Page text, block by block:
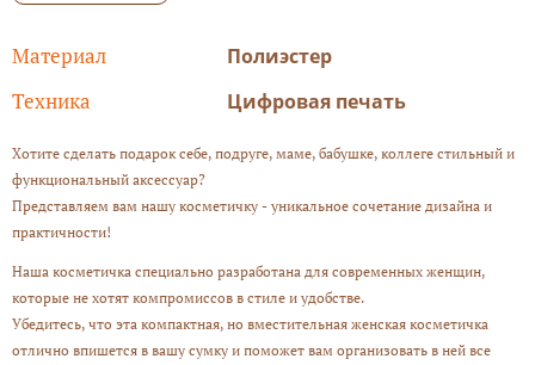
Материал Полиэстер
Техника Цифровая печать
Хотите сделать подарок себе, подруге, маме, бабушке, коллеге стильный и
функциональный аксессуар?
Представляем вам нашу косметичку - уникальное сочетание дизайна и
практичности!
Наша косметичка специально разработана для современных женщин,
которые не хотят компромиссов в стиле и удобстве.
Убедитесь, что эта компактная, но вместительная женская косметичка
отлично впишется в вашу сумку и поможет вам организовать в ней все